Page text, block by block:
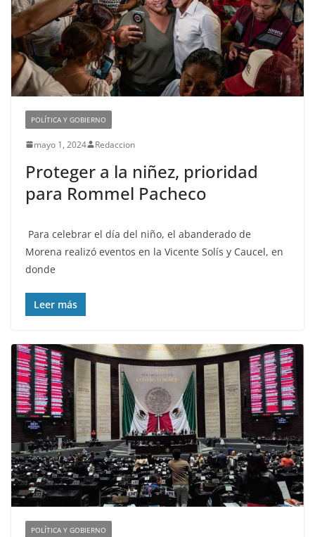
POLÍTICA Y GOBIERNO
mayo 1, 2024 Redaccion
Proteger a la niñez, prioridad
para Rommel Pacheco
Para celebrar el día del niño, el abanderado de
Morena realizó eventos en la Vicente Solís y Caucel, en
donde
Leer más
POLÍTICA Y GOBIERNO